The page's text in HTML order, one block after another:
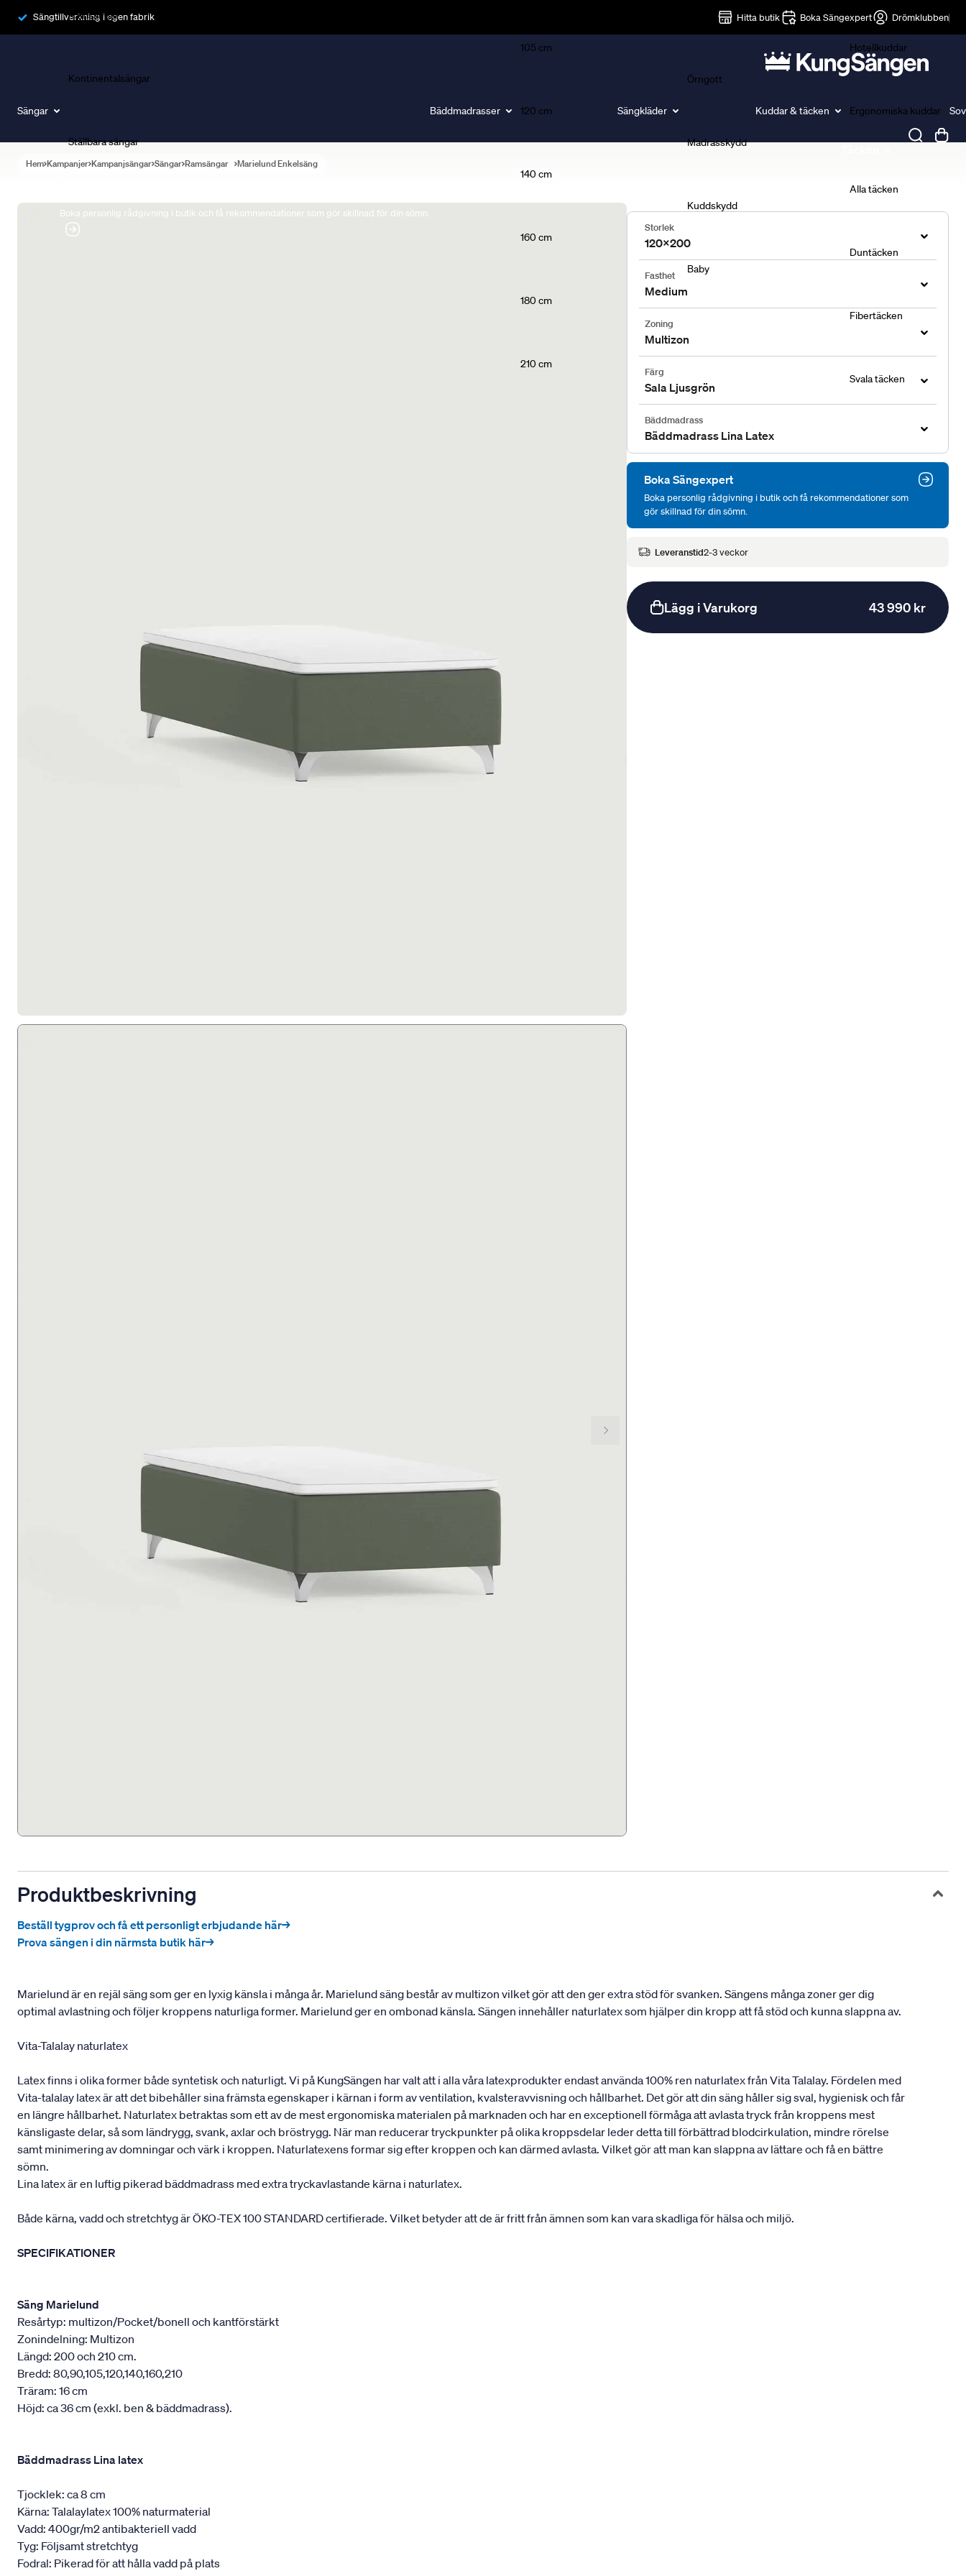
Sängtillverkning i egen fabrik Hitta butik Boka Sängexpert Drömklubben
Sängar
Ramsängar
Kontinentalsängar
Ställbara sängar
Boka personlig rådgivning i butik och få rekommendationer som gör skillnad för din sömn.
Bäddmadrasser
105 cm
120 cm
140 cm
160 cm
180 cm
210 cm
Sängkläder
Örngott
Madrasskydd
Kuddskydd
Baby
Kuddar & täcken
Hotellkuddar
Ergonomiska kuddar
Alla täcken
Duntäcken
Fibertäcken
Svala täcken
Hem Kampanjer Kampanjsängar Sängar Ramsängar Marielund Enkelsäng
Storlek
120x200
Fasthet
Medium
Zoning
Multizon
Färg
Sala Ljusgrön
Bäddmadrass
Bäddmadrass Lina Latex
Boka Sängexpert
Boka personlig rådgivning i butik och få rekommendationer som
gör skillnad för din sömn.
Leveranstid2-3 veckor
Lägg i Varukorg 43 990 kr
Produktbeskrivning
Beställ tygprov och få ett personligt erbjudande här→
Prova sängen i din närmsta butik här→
Marielund är en rejäl säng som ger en lyxig känsla i många år. Marielund säng består av multizon vilket gör att den ger extra stöd för svanken. Sängens många zoner ger dig
optimal avlastning och följer kroppens naturliga former. Marielund ger en ombonad känsla. Sängen innehåller naturlatex som hjälper din kropp att få stöd och kunna slappna av.
Vita-Talalay naturlatex
Latex finns i olika former både syntetisk och naturligt. Vi på KungSängen har valt att i alla våra latexprodukter endast använda 100% ren naturlatex från Vita Talalay. Fördelen med
Vita-talalay latex är att det bibehåller sina främsta egenskaper i kärnan i form av ventilation, kvalsteravvisning och hållbarhet. Det gör att din säng håller sig sval, hygienisk och får
en längre hållbarhet. Naturlatex betraktas som ett av de mest ergonomiska materialen på marknaden och har en exceptionell förmåga att avlasta tryck från kroppens mest
känsligaste delar, så som ländrygg, svank, axlar och bröstrygg. När man reducerar tryckpunkter på olika kroppsdelar leder detta till förbättrad blodcirkulation, mindre rörelse
samt minimering av domningar och värk i kroppen. Naturlatexens formar sig efter kroppen och kan därmed avlasta. Vilket gör att man kan slappna av lättare och få en bättre
sömn.
Lina latex är en luftig pikerad bäddmadrass med extra tryckavlastande kärna i naturlatex.
Både kärna, vadd och stretchtyg är ÖKO-TEX 100 STANDARD certifierade. Vilket betyder att de är fritt från ämnen som kan vara skadliga för hälsa och miljö.
SPECIFIKATIONER
Säng Marielund
Resårtyp: multizon/Pocket/bonell och kantförstärkt
Zonindelning: Multizon
Längd: 200 och 210 cm.
Bredd: 80,90,105,120,140,160,210
Träram: 16 cm
Höjd: ca 36 cm (exkl. ben & bäddmadrass).
Bäddmadrass Lina latex
Tjocklek: ca 8 cm
Kärna: Talalaylatex 100% naturmaterial
Vadd: 400gr/m2 antibakteriell vadd
Tyg: Följsamt stretchtyg
Fodral: Pikerad för att hålla vadd på plats